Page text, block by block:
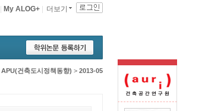
더보기
My ALOG+
APU(건축도시정책동향) > 2013-05